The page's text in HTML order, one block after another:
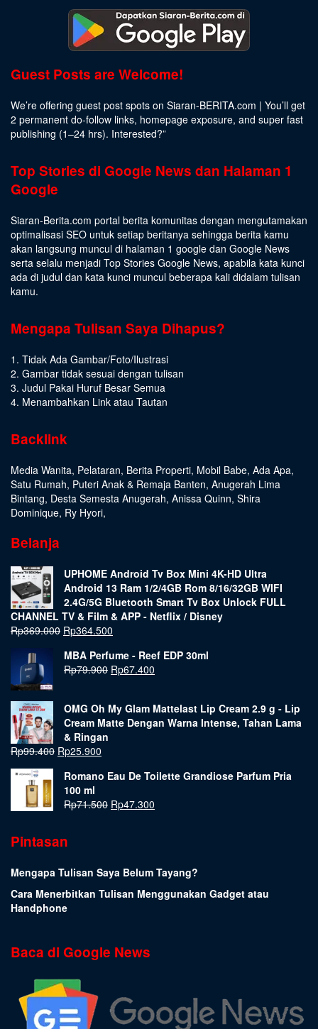
Guest Posts are Welcome!
We’re offering guest post spots on Siaran-BERITA.com | You’ll get
2 permanent do-follow links, homepage exposure, and super fast
publishing (1–24 hrs). Interested?”
Top Stories di Google News dan Halaman 1
Google
Siaran-Berita.com portal berita komunitas dengan mengutamakan
optimalisasi SEO untuk setiap beritanya sehingga berita kamu
akan langsung muncul di halaman 1 google dan Google News
serta selalu menjadi Top Stories Google News, apabila kata kunci
ada di judul dan kata kunci muncul beberapa kali didalam tulisan
kamu.
Mengapa Tulisan Saya Dihapus?
1. Tidak Ada Gambar/Foto/Ilustrasi
2. Gambar tidak sesuai dengan tulisan
3. Judul Pakai Huruf Besar Semua
4. Menambahkan Link atau Tautan
Backlink
Media Wanita, Pelataran, Berita Properti, Mobil Babe, Ada Apa,
Satu Rumah, Puteri Anak & Remaja Banten, Anugerah Lima
Bintang, Desta Semesta Anugerah, Anissa Quinn, Shira
Dominique, Ry Hyori,
Belanja
UPHOME Android Tv Box Mini 4K-HD Ultra
Android 13 Ram 1/2/4GB Rom 8/16/32GB WIFI
2.4G/5G Bluetooth Smart Tv Box Unlock FULL
CHANNEL TV & Film & APP - Netflix / Disney
Rp369.000 Rp364.500
MBA Perfume - Reef EDP 30ml
Rp79.900 Rp67.400
OMG Oh My Glam Mattelast Lip Cream 2.9 g - Lip
Cream Matte Dengan Warna Intense, Tahan Lama
& Ringan
Rp99.400 Rp25.900
Romano Eau De Toilette Grandiose Parfum Pria
100 ml
Rp71.500 Rp47.300
Pintasan
Mengapa Tulisan Saya Belum Tayang?
Cara Menerbitkan Tulisan Menggunakan Gadget atau
Handphone
Baca di Google News